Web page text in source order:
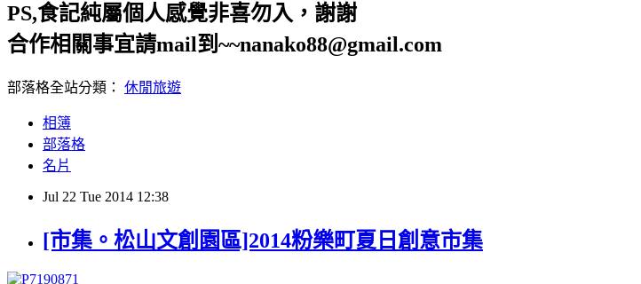
PS,食記純屬個人感覺非喜勿入，謝謝
合作相關事宜請mail到~~nanako88@gmail.com
部落格全站分類： 休閒旅遊
相簿
部落格
名片
Jul 22 Tue 2014 12:38
[市集。松山文創園區]2014粉樂町夏日創意市集